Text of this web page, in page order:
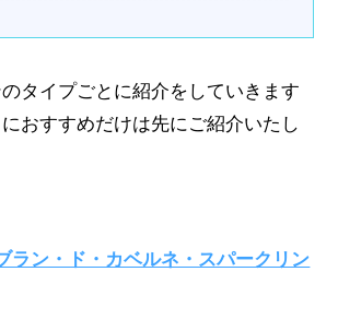
タイプごとに紹介をしていきます
おすすめだけは先にご紹介いたし
ラン・ド・カベルネ・スパークリン